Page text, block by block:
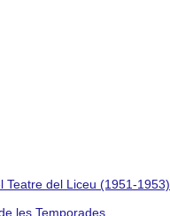
Teatre del Liceu (1951-1953)
les Temporades